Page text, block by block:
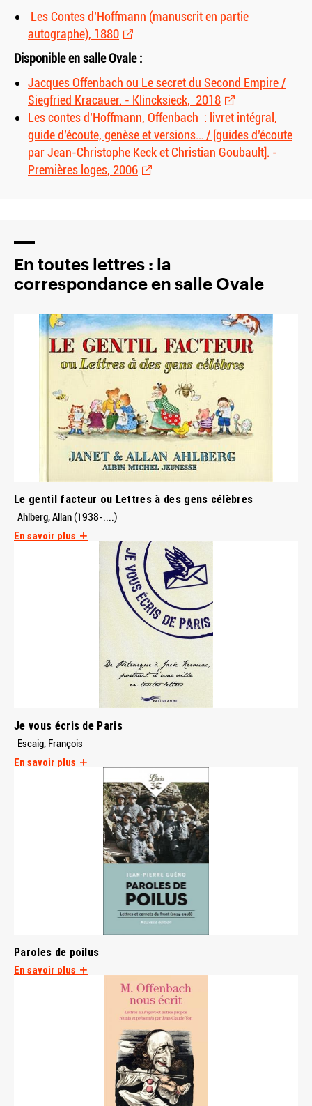
Les Contes d’Hoffmann (manuscrit en partie
autographe), 1880
Disponible en salle Ovale :
Jacques Offenbach ou Le secret du Second Empire /
Siegfried Kracauer. - Klincksieck, 2018
Les contes d’Hoffmann, Offenbach : livret intégral,
guide d’écoute, genèse et versions… / [guides d’écoute
par Jean-Christophe Keck et Christian Goubault]. -
Premières loges, 2006
En toutes lettres : la
correspondance en salle Ovale
Le gentil facteur ou Lettres à des gens célèbres
Ahlberg, Allan (1938-....)
En savoir plus
Je vous écris de Paris
Escaig, François
En savoir plus
Paroles de poilus
En savoir plus